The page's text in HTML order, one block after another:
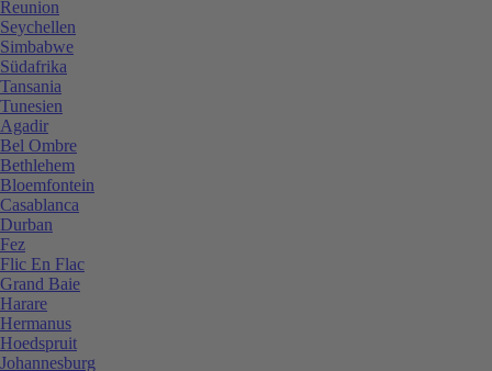
Reunion
Seychellen
Simbabwe
Südafrika
Tansania
Tunesien
Agadir
Bel Ombre
Bethlehem
Bloemfontein
Casablanca
Durban
Fez
Flic En Flac
Grand Baie
Harare
Hermanus
Hoedspruit
Johannesburg